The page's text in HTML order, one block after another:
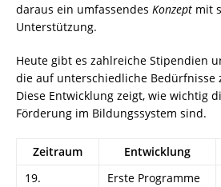
daraus ein umfassendes Konzept mit
Unterstützung.
Heute gibt es zahlreiche Stipendien
die auf unterschiedliche Bedürfnisse
Diese Entwicklung zeigt, wie wichtig
Förderung im Bildungssystem sind.
Zeitraum Entwicklung
19.
Erste Programme